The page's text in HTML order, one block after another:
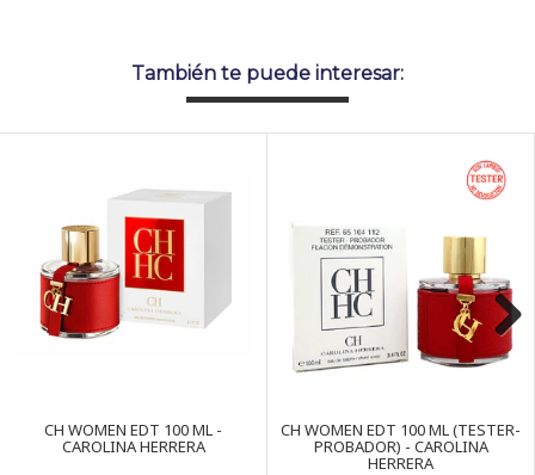
También te puede interesar:
CH WOMEN EDT 100 ML -
CAROLINA HERRERA
CH WOMEN EDT 100 ML (TESTER-
PROBADOR) - CAROLINA
HERRERA
Next